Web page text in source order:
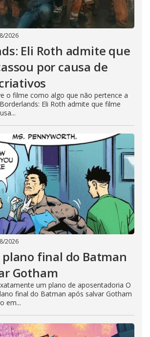
2026
Eli Roth admite que
por causa de
o filme como algo que não pertence a
Eli Roth admite que filme
2026
plano final do Batman
Gotham
um plano de aposentadoria O
final do Batman após salvar Gotham
em...